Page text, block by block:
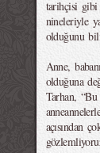
tarihçisi gibi
nineleriyle
olduğunu
Anne,
olduğuna
Tarhan,
açısından